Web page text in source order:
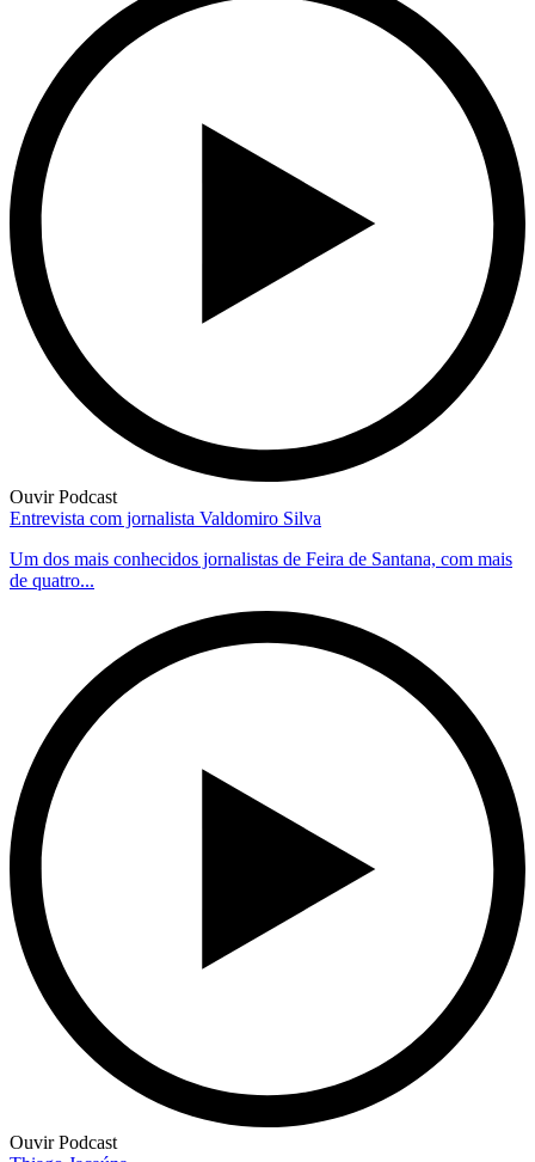
Ouvir Podcast
Entrevista com jornalista Valdomiro Silva
Um dos mais conhecidos jornalistas de Feira de Santana, com mais
de quatro...
Ouvir Podcast